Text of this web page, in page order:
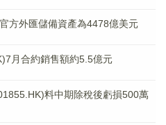
方外匯儲備資產為4478億美元
月合約銷售額約5.5億元
料中期除稅後虧損500萬